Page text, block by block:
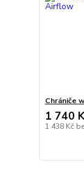
Chrániče
1 740
1 438 Kč